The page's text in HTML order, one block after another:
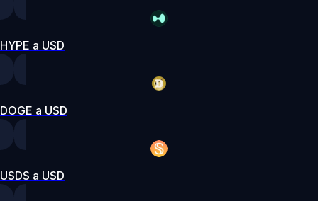
HYPE a USD
DOGE a USD
USDS a USD